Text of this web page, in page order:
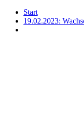
Start
19.02.2023: